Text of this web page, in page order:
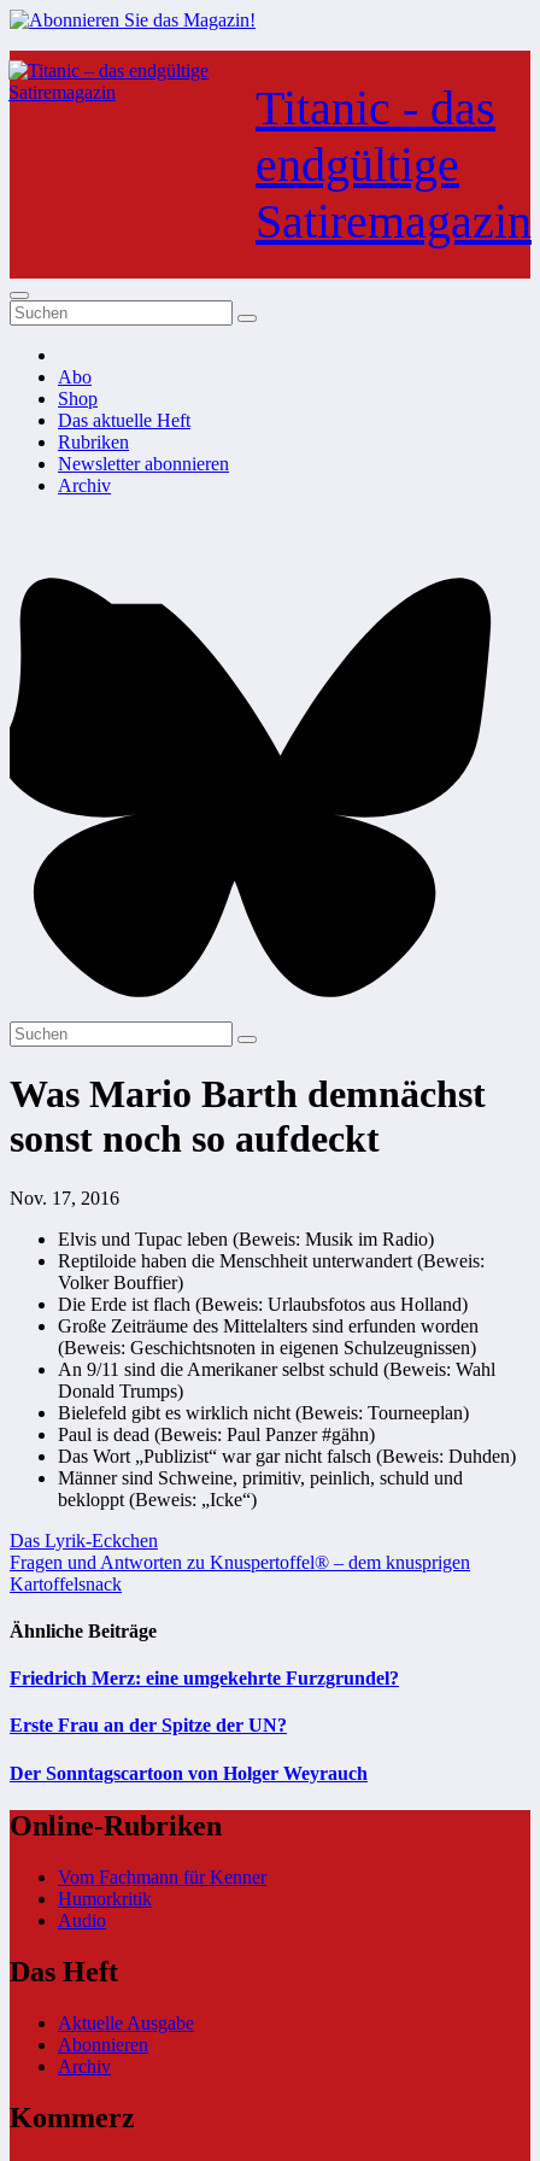
Zum
Inhalt
springen
Titanic - das
endgültige
Satiremagazin
Abo
Shop
Das aktuelle Heft
Rubriken
Newsletter abonnieren
Archiv
Was Mario Barth demnächst
sonst noch so aufdeckt
Nov. 17, 2016
Elvis und Tupac leben (Beweis: Musik im Radio)
Reptiloide haben die Menschheit unterwandert (Beweis:
Volker Bouffier)
Die Erde ist flach (Beweis: Urlaubsfotos aus Holland)
Große Zeiträume des Mittelalters sind erfunden worden
(Beweis: Geschichtsnoten in eigenen Schulzeugnissen)
An 9/11 sind die Amerikaner selbst schuld (Beweis: Wahl
Donald Trumps)
Bielefeld gibt es wirklich nicht (Beweis: Tourneeplan)
Paul is dead (Beweis: Paul Panzer #gähn)
Das Wort „Publizist“ war gar nicht falsch (Beweis: Duhden)
Männer sind Schweine, primitiv, peinlich, schuld und
bekloppt (Beweis: „Icke“)
Beitragsnavigation
Das Lyrik-Eckchen
Fragen und Antworten zu Knuspertoffel® – dem knusprigen
Kartoffelsnack
Ähnliche Beiträge
Friedrich Merz: eine umgekehrte Furzgrundel?
Erste Frau an der Spitze der UN?
Der Sonntagscartoon von Holger Weyrauch
Online-Rubriken
Vom Fachmann für Kenner
Humorkritik
Audio
Das Heft
Aktuelle Ausgabe
Abonnieren
Archiv
Kommerz